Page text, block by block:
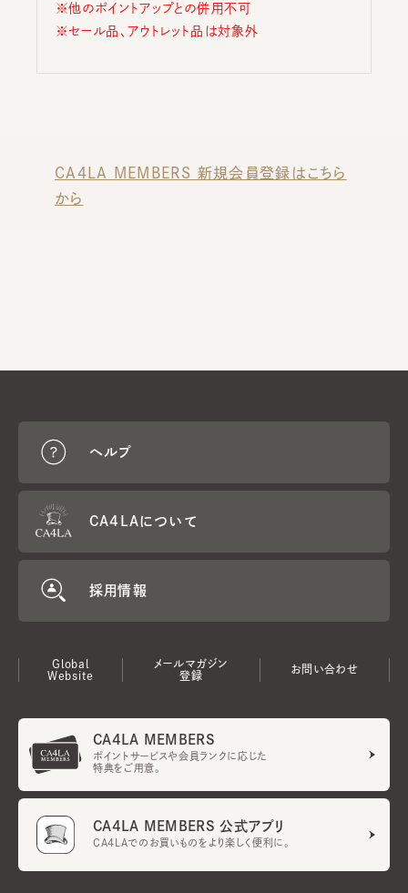
※他のポイントアップとの併用不可
※セール品、アウトレット品は対象外
CA4LA MEMBERS 新規会員登録はこちら
から
ヘルプ
CA4LAについて
採用情報
Global
Website
メールマガジン
登録
お問い合わせ
CA4LA MEMBERS
ポイントサービスや会員ランクに応じた
特典をご用意。
CA4LA MEMBERS 公式アプリ
CA4LAでのお買いものをより楽しく便利に。